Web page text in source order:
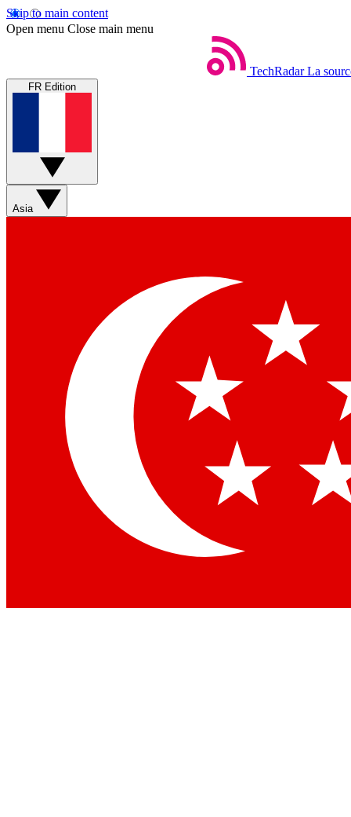
Skip to main content
Open menu Close main menu
TechRadar La
FR Edition
Asia